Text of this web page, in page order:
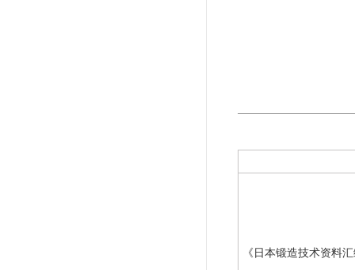
《日本锻造技术资料